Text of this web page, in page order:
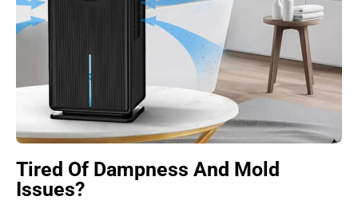
Tired Of Dampness And Mold
Issues?